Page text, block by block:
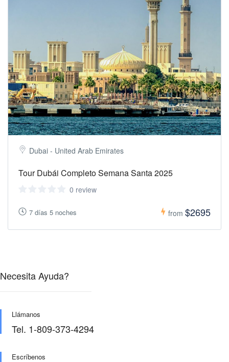
Dubai - United Arab Emirates
Tour Dubái Completo Semana Santa 2025
0 review
7 días 5 noches from $2695
Necesita Ayuda?
Llámanos
Tel. 1-809-373-4294
Escríbenos